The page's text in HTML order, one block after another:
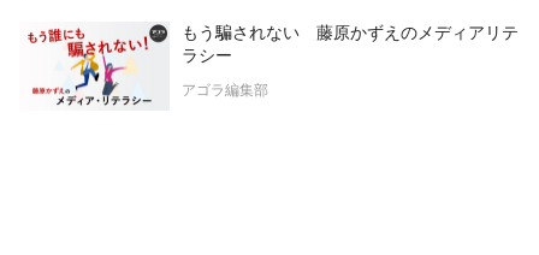
もう騙されない 藤原かずえのメディアリテ
ラシー
アゴラ編集部